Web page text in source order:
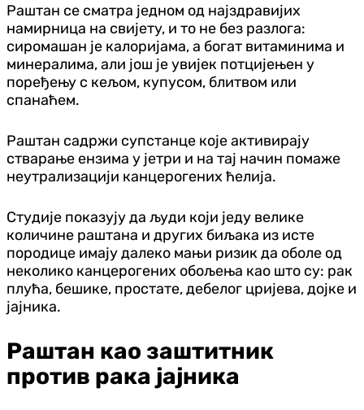
Раштан се сматра једном од најздравијих
намирница на свијету, и то не без разлога:
сиромашан је калоријама, а богат витаминима и
минералима, али још је увијек потцијењен у
поређењу с кељом, купусом, блитвом или
спанаћем.
Раштан садржи супстанце које активирају
стварање ензима у јетри и на тај начин помаже
неутрализацији канцерогених ћелија.
Студије показују да људи који једу велике
количине раштана и других биљака из исте
породице имају далеко мањи ризик да оболе од
неколико канцерогених обољења као што су: рак
плућа, бешике, простате, дебелог цријева, дојке и
јајника.
Раштан као заштитник
против рака јајника